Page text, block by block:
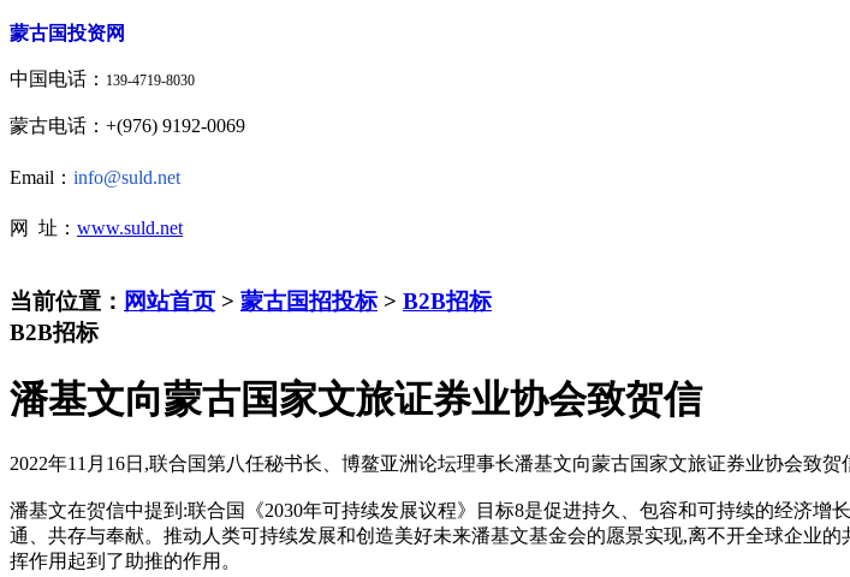
蒙古国投资网
中国电话： 139-4719-8030
蒙古电话：+(976) 9192-0069
Email： info@suld.net
网 址： www.suld.net
当前位置： 网站首页 > 蒙古国招投标> B2B招标
B2B招标
潘基文向蒙古国家文旅证券业协会致贺信
2022年11月16日,联合国第八任秘书长、博鳌亚洲论坛理事长潘基文向蒙古国家文旅证券业协会致贺
潘基文在贺信中提到:联合国《2030年可持续发展议程》目标8是促进持久、包容和可持续的经济
通、共存与奉献。推动人类可持续发展和创造美好未来潘基文基金会的愿景实现,离不开全球企业
挥作用起到了助推的作用。